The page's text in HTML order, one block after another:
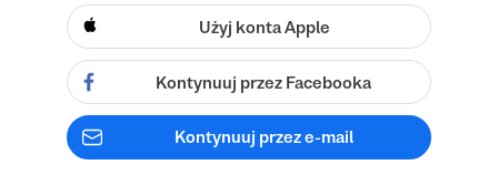
Użyj konta Apple
Kontynuuj przez Facebooka
Kontynuuj przez e-mail